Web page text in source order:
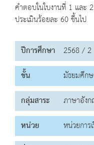
คำตอบในใบงานที่ 1 และ
ประเมินร้อยละ 60 ขึ้นไป
ปีการศึกษา 2568 / 2
ชั้น
มัธยมศึก
กลุ่มสาระ
ภาษาอัง
หน่วย
หน่วยกา